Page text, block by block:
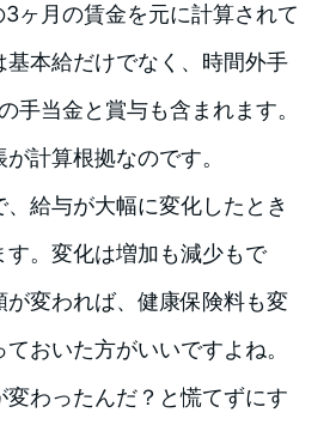
ヶ月の賃金を元に計算されて
基本給だけでなく、時間外手
手当金と賞与も含まれます。
計算根拠なのです。
、給与が大幅に変化したとき
す。変化は増加も減少もで
が変われば、健康保険料も変
おいた方がいいですよね。
変わったんだ？と慌てずにす